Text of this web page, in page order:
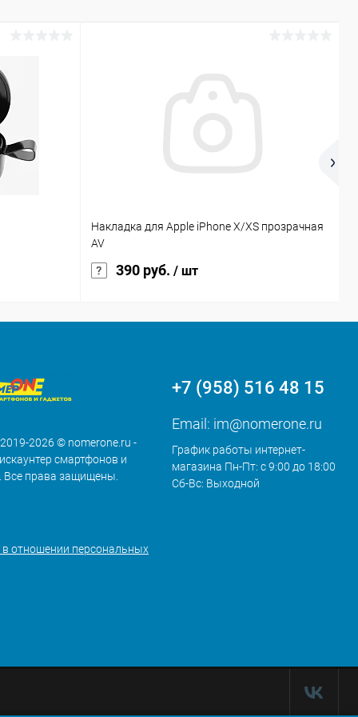
Накладка для Apple iPhone X/XS прозрачная
AV
390 руб. / шт
2026 © nomerone.ru -
смартфонов и
Все права защищены.
в отношении персональных
+7 (958) 516 48 15
Email: im@nomerone.ru
График работы интернет-
магазина Пн-Пт: с 9:00 до 18:00
Сб-Вс: Выходной